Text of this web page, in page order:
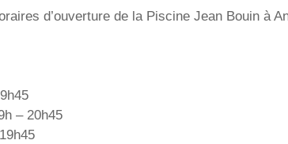
d’ouverture de la Piscine Jean Bouin à
– 20h45